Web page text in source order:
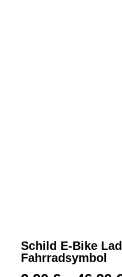
Schild E-Bike
Fahrradsymbol